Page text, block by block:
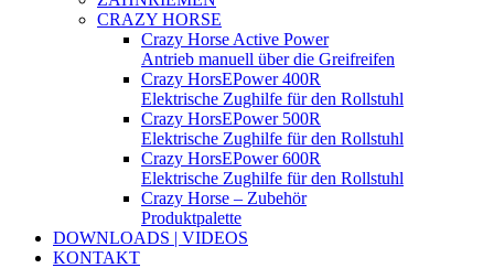
CRAZY HORSE
Crazy Horse Active Power
Antrieb manuell über die Greifreifen
Crazy HorsEPower 400R
Elektrische Zughilfe für den Rollstuhl
Crazy HorsEPower 500R
Elektrische Zughilfe für den Rollstuhl
Crazy HorsEPower 600R
Elektrische Zughilfe für den Rollstuhl
Crazy Horse – Zubehör
Produktpalette
DOWNLOADS | VIDEOS
KONTAKT